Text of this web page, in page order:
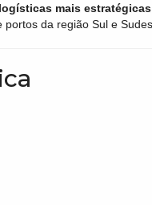
mais
da região Sul e